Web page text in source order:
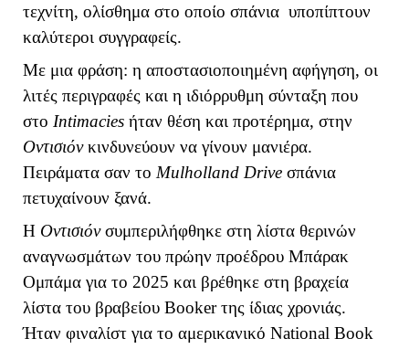
τεχνίτη, ολίσθημα στο οποίο σπάνια υποπίπτουν
καλύτεροι συγγραφείς.
Με μια φράση: η αποστασιοποιημένη αφήγηση, οι
λιτές περιγραφές και η ιδιόρρυθμη σύνταξη που
στο Intimacies ήταν θέση και προτέρημα, στην
Οντισιόνκινδυνεύουν να γίνουν μανιέρα.
Πειράματα σαν το Mulholland Drive σπάνια
πετυχαίνουν ξανά.
Η Οντισιόνσυμπεριλήφθηκε στη λίστα θερινών
αναγνωσμάτων του πρώην προέδρου Μπάρακ
Ομπάμα για το 2025 και βρέθηκε στη βραχεία
λίστα του βραβείου Bookerτης ίδιας χρονιάς.
Ήταν φιναλίστ για το αμερικανικό National Book